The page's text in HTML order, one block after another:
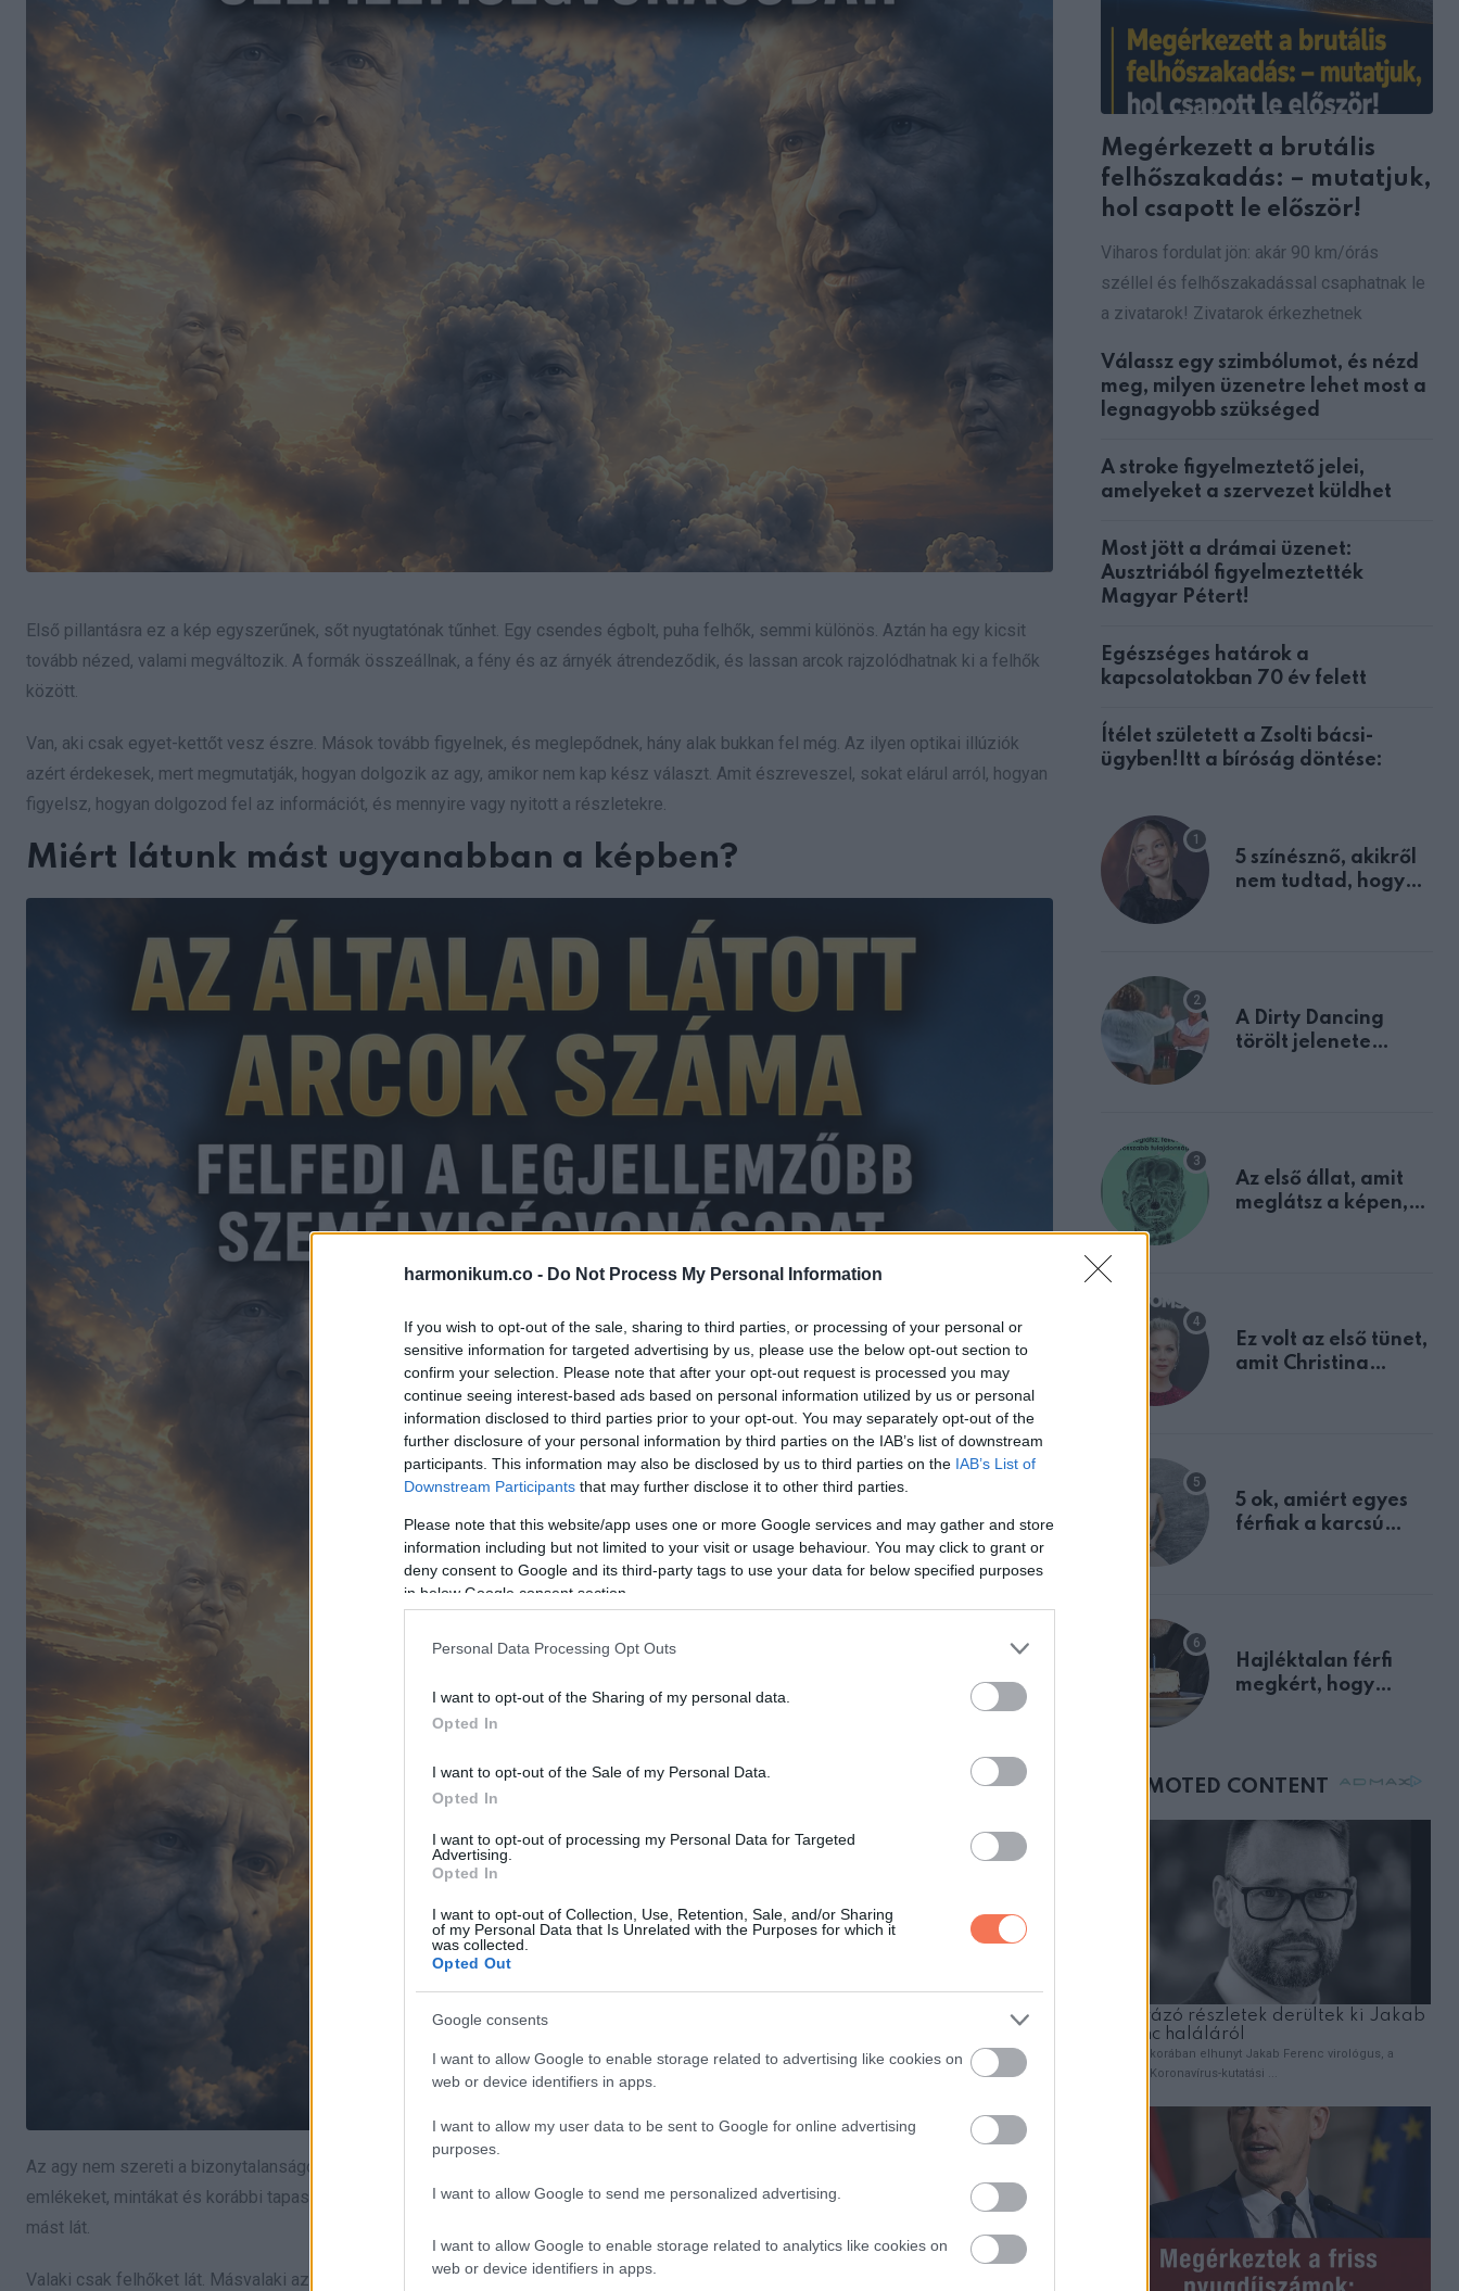
harmonikum.co - Do Not Process My Personal Information
If you wish to opt-out of the sale, sharing to third parties, or processing of your personal or
sensitive information for targeted advertising by us, please use the below opt-out section to
confirm your selection. Please note that after your opt-out request is processed you may
continue seeing interest-based ads based on personal information utilized by us or personal
information disclosed to third parties prior to your opt-out. You may separately opt-out of the
further disclosure of your personal information by third parties on the IAB’s list of downstream
participants. This information may also be disclosed by us to third parties on the IAB’s List of
Downstream Participants that may further disclose it to other third parties.
Please note that this website/app uses one or more Google services and may gather and store
information including but not limited to your visit or usage behaviour. You may click to grant or
deny consent to Google and its third-party tags to use your data for below specified purposes
in below Google consent section.
Personal Data Processing Opt Outs
I want to opt-out of the Sharing of my personal data.
Opted In
I want to opt-out of the Sale of my Personal Data.
Opted In
I want to opt-out of processing my Personal Data for Targeted
Advertising.
Opted In
I want to opt-out of Collection, Use, Retention, Sale, and/or Sharing
of my Personal Data that Is Unrelated with the Purposes for which it
was collected.
Opted Out
Google consents
I want to allow Google to enable storage related to advertising like cookies on
web or device identifiers in apps.
I want to allow my user data to be sent to Google for online advertising
purposes.
I want to allow Google to send me personalized advertising.
I want to allow Google to enable storage related to analytics like cookies on
web or device identifiers in apps.
Első pillantásra ez a kép egyszerűnek, sőt nyugtatónak tűnhet. Egy csendes égbolt, puha felhők, semmi különös. Aztán ha egy kicsit
tovább nézed, valami megváltozik. A formák összeállnak, a fény és az árnyék átrendeződik, és lassan arcok rajzolódhatnak ki a felhők
között.
Van, aki csak egyet-kettőt vesz észre. Mások tovább figyelnek, és meglepődnek, hány alak bukkan fel még. Az ilyen optikai illúziók
azért érdekesek, mert megmutatják, hogyan dolgozik az agy, amikor nem kap kész választ. Amit észreveszel, sokat elárul arról, hogyan
figyelsz, hogyan dolgozod fel az információt, és mennyire vagy nyitott a részletekre.
Miért látunk mást ugyanabban a képben?
Az agy nem szereti a bizonytalanságot. Ha egy kép vagy helyzet nem teljesen világos, automatikusan kitölti a hiányzó részeket. Ehhez
emlékeket, mintákat és korábbi tapasztalatokat használ. Ezért fordulhat elő, hogy két ember ugyanarra a képre néz, mégis teljesen
mást lát.
Valaki csak felhőket lát. Másvalaki azonnal arcokat keres bennük. Egyik reakció sem hibás. Egyszerűen másképp működik a figyelme
Megérkezett a brutális
felhőszakadás: – mutatjuk,
hol csapott le először!
Viharos fordulat jön: akár 90 km/órás
széllel és felhőszakadással csaphatnak le
a zivatarok! Zivatarok érkezhetnek
Válassz egy szimbólumot, és nézd
meg, milyen üzenetre lehet most a
legnagyobb szükséged
A stroke figyelmeztető jelei,
amelyeket a szervezet küldhet
Most jött a drámai üzenet:
Ausztriából figyelmeztették
Magyar Pétert!
Egészséges határok a
kapcsolatokban 70 év felett
Ítélet született a Zsolti bácsi-
ügyben!Itt a bíróság döntése:
5 színésznő, akikről
nem tudtad, hogy
A Dirty Dancing
törölt jelenete
Az első állat, amit
meglátsz a képen,
Ez volt az első tünet,
amit Christina
5 ok, amiért egyes
férfiak a karcsú
Hajléktalan férfi
megkért, hogy
mellettem ült az első